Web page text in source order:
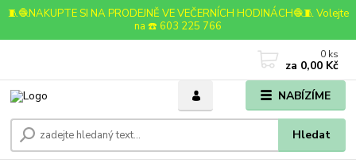
🧵🧶NAKUPTE SI NA PRODEJNĚ VE VEČERNÍCH HODINÁCH🧶🧵 Volejte
na ☎️ 603 225 766
NABÍZÍME
Hledat
0 ks
za 0,00 Kč